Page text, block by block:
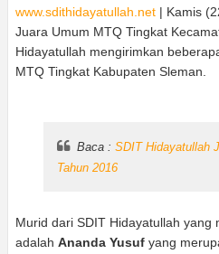
www.sdithidayatullah.net | Kamis
Juara Umum MTQ Tingkat
Hidayatullah mengirimkan
MTQ Tingkat Kabupaten Sleman.
Baca :SDIT Hidayatullah
Tahun 2016
Murid dari SDIT Hidayatullah yang
adalah Ananda Yusuf yang